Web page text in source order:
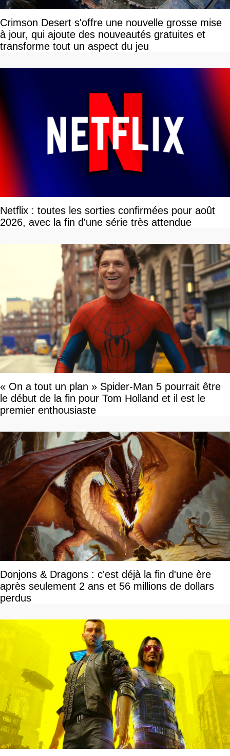
Crimson Desert s'offre une nouvelle grosse mise
à jour, qui ajoute des nouveautés gratuites et
transforme tout un aspect du jeu
Netflix : toutes les sorties confirmées pour août
2026, avec la fin d'une série très attendue
« On a tout un plan » Spider-Man 5 pourrait être
le début de la fin pour Tom Holland et il est le
premier enthousiaste
Donjons & Dragons : c'est déjà la fin d'une ère
après seulement 2 ans et 56 millions de dollars
perdus